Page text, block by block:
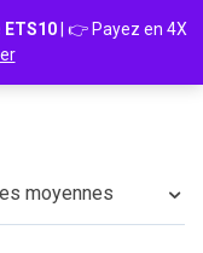
moyennes
ETS10 | 👉 Payez en 4X